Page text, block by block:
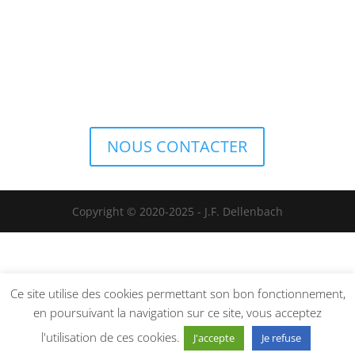
NOUS CONTACTER
Copyright © 2020-2025 - J.F. Dellenbach
Ce site utilise des cookies permettant son bon fonctionnement,
en poursuivant la navigation sur ce site, vous acceptez
l'utilisation de ces cookies.
J'accepte Je refuse